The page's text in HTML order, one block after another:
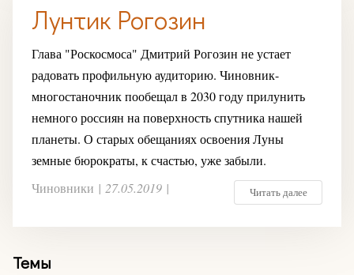
Лунтик Рогозин
Глава "Роскосмоса" Дмитрий Рогозин не устает
радовать профильную аудиторию. Чиновник-
многостаночник пообещал в 2030 году прилунить
немного россиян на поверхность спутника нашей
планеты. О старых обещаниях освоения Луны
земные бюрократы, к счастью, уже забыли.
Читать далее
Чиновники | 27.05.2019 |
Темы